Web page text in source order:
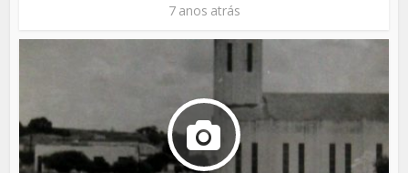
7 anos atrás